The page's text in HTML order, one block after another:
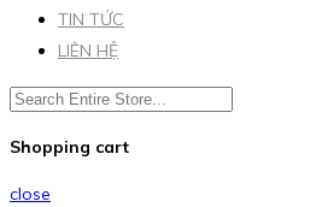
TIN TỨC
LIÊN HỆ
Shopping cart
close